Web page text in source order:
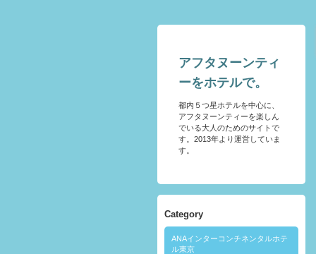
アフタヌーンティ
ーをホテルで。
都内５つ星ホテルを中心に、
アフタヌーンティーを楽しん
でいる大人のためのサイトで
す。2013年より運営していま
す。
Category
ANAインターコンチネンタルホテ
ル東京